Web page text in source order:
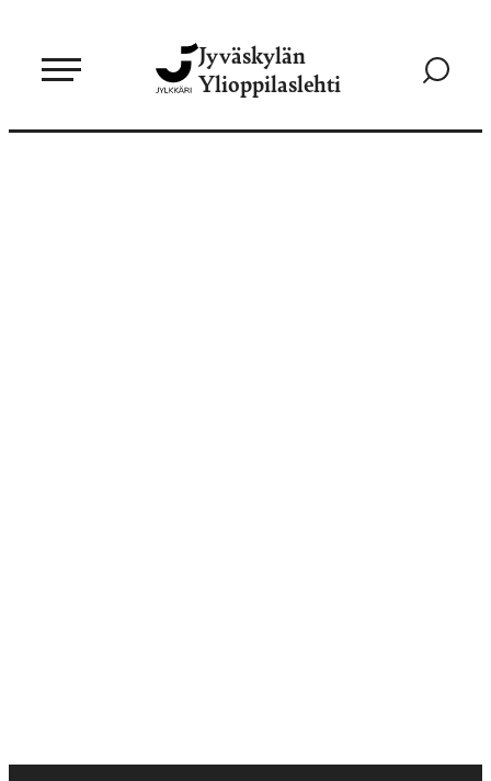
sisältöön
Jyväskylän
Ylioppilaslehti
Siirry